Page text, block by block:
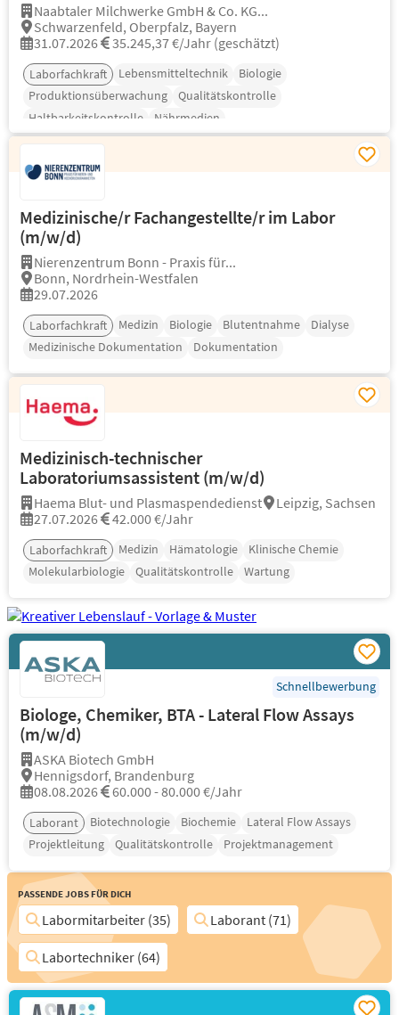
Naabtaler Milchwerke GmbH & Co. KG...
Schwarzenfeld, Oberpfalz, Bayern
31.07.2026
35.245,37 €/Jahr (geschätzt)
Laborfachkraft Lebensmitteltechnik
Biologie
Produktionsüberwachung
Qualitätskontrolle
Haltbarkeitskontrolle
Nährmedien
Medizinische/r Fachangestellte/r im Labor
(m/w/d)
Nierenzentrum Bonn - Praxis für...
Bonn, Nordrhein-Westfalen
29.07.2026
Laborfachkraft Medizin Biologie Blutentnahme
Dialyse
Medizinische Dokumentation
Dokumentation
Medizinisch-technischer
Laboratoriumsassistent (m/w/d)
Haema Blut- und Plasmaspendedienst
Leipzig, Sachsen
27.07.2026
42.000 €/Jahr
Laborfachkraft Medizin Hämatologie
Klinische Chemie
Molekularbiologie
Qualitätskontrolle Wartung
Schnellbewerbung
Biologe, Chemiker, BTA - Lateral Flow Assays
(m/w/d)
ASKA Biotech GmbH
Hennigsdorf, Brandenburg
08.08.2026
60.000 - 80.000 €/Jahr
Laborant Biotechnologie Biochemie
Lateral Flow Assays
Projektleitung
Qualitätskontrolle Projektmanagement
Passende Jobs für Dich
Labormitarbeiter (35)
Laborant (71)
Labortechniker (64)